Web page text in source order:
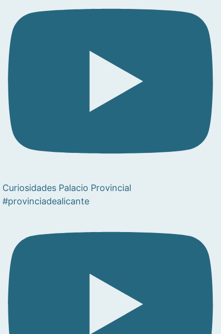
Curiosidades Palacio Provincial
#provinciadealicante